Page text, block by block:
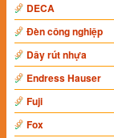
DECA
Đèn công nghiệp
Dây rút nhựa
Endress Hauser
Fuji
Fox